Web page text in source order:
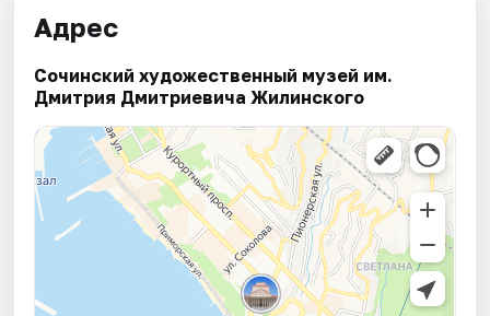
Адрес
Сочинский художественный музей им.
Дмитрия Дмитриевича Жилинского